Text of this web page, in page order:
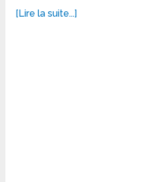
[Lire la suite...]